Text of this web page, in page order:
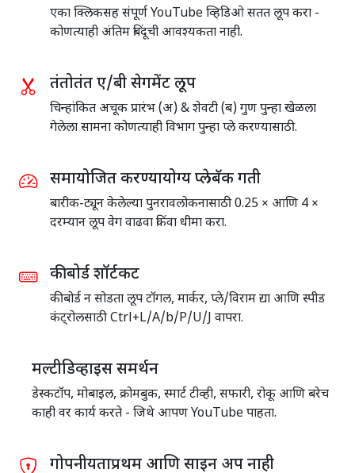
एका क्लिकसह संपूर्ण YouTube व्हिडिओ सतत लूप करा -
कोणत्याही अंतिम बिंदूची आवश्यकता नाही.
तंतोतंत ए/बी सेगमेंट लूप
चिन्हांकित अचूक प्रारंभ (अ) & शेवटी (ब) गुण पुन्हा खेळला
गेलेला सामना कोणत्याही विभाग पुन्हा प्ले करण्यासाठी.
समायोजित करण्यायोग्य प्लेबॅक गती
बारीक-ट्यून केलेल्या पुनरावलोकनासाठी 0.25 × आणि 4 ×
दरम्यान लूप वेग वाढवा किंवा धीमा करा.
कीबोर्ड शॉर्टकट
कीबोर्ड न सोडता लूप टॉगल, मार्कर, प्ले/विराम द्या आणि स्पीड
कंट्रोलसाठी Ctrl+L/A/b/P/U/J वापरा.
मल्टीडिव्हाइस समर्थन
डेस्कटॉप, मोबाइल, क्रोमबुक, स्मार्ट टीव्ही, सफारी, रोकू आणि बरेच
काही वर कार्य करते - जिथे आपण YouTube पाहता.
गोपनीयताप्रथम आणि साइन अप नाही